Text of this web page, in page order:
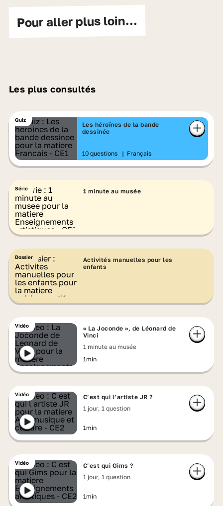
Pour aller plus loin...
Les plus consultés
Quiz
Les héroïnes de la bande
dessinée
10 questions | Français
Série 1 minute au musée
Dossier
Activités manuelles pour les
enfants
Vidéo
« La Joconde », de Léonard de
Vinci
1 minute au musée
1min
Vidéo
C’est qui l’artiste JR ?
1 jour, 1 question
1min
Vidéo
C’est qui Gims ?
1 jour, 1 question
1min